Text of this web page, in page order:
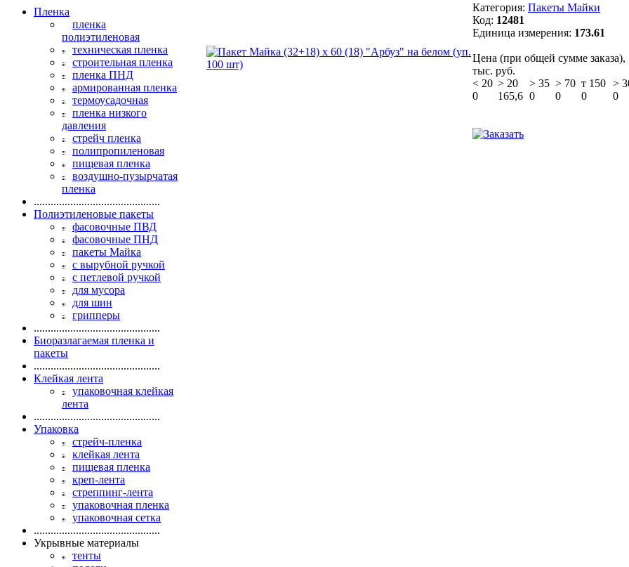
Категория: Пакеты Майки
Код: 12481
Единица измерения: 173.61
Цена (при общей сумме заказа),
тыс. руб.
< 20 > 20 > 35 > 70 т 150 >
0
165,6 0 0 0 0
Пленка
пленка
полиэтиленовая
техническая пленка
строительная пленка
пленка ПНД
армированная пленка
термоусадочная
пленка низкого
давления
стрейч пленка
полипропиленовая
пищевая пленка
воздушно-пузырчатая
пленка
.............................................
Полиэтиленовые пакеты
фасовочные ПВД
фасовочные ПНД
пакеты Майка
с вырубной ручкой
с петлевой ручкой
для мусора
для шин
грипперы
.............................................
Биоразлагаемая пленка и
пакеты
.............................................
Клейкая лента
упаковочная клейкая
лента
.............................................
Упаковка
стрейч-пленка
клейкая лента
пищевая пленка
креп-лента
стреппинг-лента
упаковочная пленка
упаковочная сетка
.............................................
Укрывные материалы
тенты